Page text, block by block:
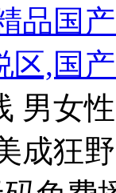
品国
区,国